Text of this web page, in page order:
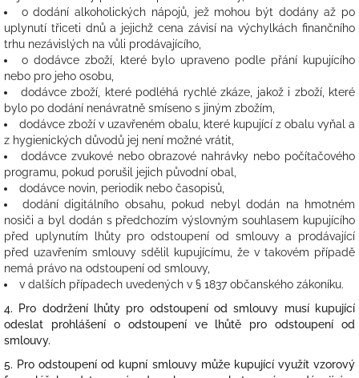
o dodání alkoholických nápojů, jež mohou být dodány až po
uplynutí třiceti dnů a jejichž cena závisí na výchylkách finančního
trhu nezávislých na vůli prodávajícího,
o dodávce zboží, které bylo upraveno podle přání kupujícího
nebo pro jeho osobu,
dodávce zboží, které podléhá rychlé zkáze, jakož i zboží, které
bylo po dodání nenávratně smíseno s jiným zbožím,
dodávce zboží v uzavřeném obalu, které kupující z obalu vyňal a
z hygienických důvodů jej není možné vrátit,
dodávce zvukové nebo obrazové nahrávky nebo počítačového
programu, pokud porušil jejich původní obal,
dodávce novin, periodik nebo časopisů,
dodání digitálního obsahu, pokud nebyl dodán na hmotném
nosiči a byl dodán s předchozím výslovným souhlasem kupujícího
před uplynutím lhůty pro odstoupení od smlouvy a prodávající
před uzavřením smlouvy sdělil kupujícímu, že v takovém případě
nemá právo na odstoupení od smlouvy,
v dalších případech uvedených v § 1837 občanského zákoníku.
4. Pro dodržení lhůty pro odstoupení od smlouvy musí kupující
odeslat prohlášení o odstoupení ve lhůtě pro odstoupení od
smlouvy.
5. Pro odstoupení od kupní smlouvy může kupující využít vzorový